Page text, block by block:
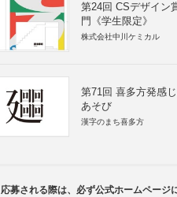
第24回 CSデザイン
門《学生限定》
株式会社中川ケミカル
第71回 喜多方発感
あそび
漢字のまち喜多方
応募される際は、必ず公式ホームページ